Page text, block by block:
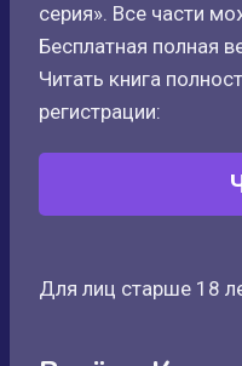
серия». Все части
Бесплатная полная
Читать книга
регистрации:
Для лиц старше 18